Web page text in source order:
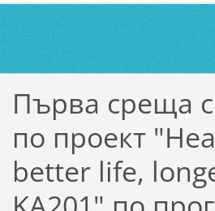
Първа среща
по проект
better life,